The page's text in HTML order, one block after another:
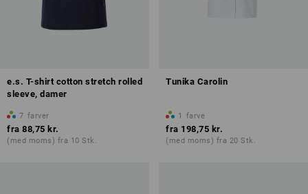
e.s. T-shirt cotton stretch rolled
sleeve, damer
7 farver
fra 88,75 kr.
(med moms) fra 10 Stk.
Tunika Carolin
1 farve
fra 198,75 kr.
(med moms) fra 20 Stk.